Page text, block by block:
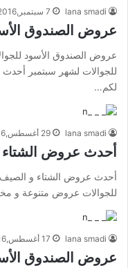
lana smadi 7 سبتمبر,2016
عروض الصندوق
عروض الصندوق الأسود
للجوالات لشهر سبتمبر أحدث
لكم…
lana smadi 29 أغسطس,2016
أحدث عروض الشتاء
أحدث عروض الشتاء و
للجوالات عروض متنوعة و
lana smadi 17 أغسطس,2016
عروض الصندوق